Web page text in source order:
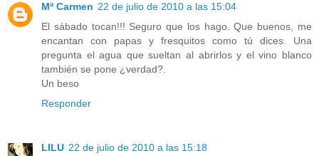
Mª Carmen 22 de julio de 2010 a las 15:04
El sábado tocan!!! Seguro que los hago. Que buenos, me
encantan con papas y fresquitos como tú dices. Una
pregunta el agua que sueltan al abrirlos y el vino blanco
también se pone ¿verdad?.
Un beso
Responder
LILU 22 de julio de 2010 a las 15:18